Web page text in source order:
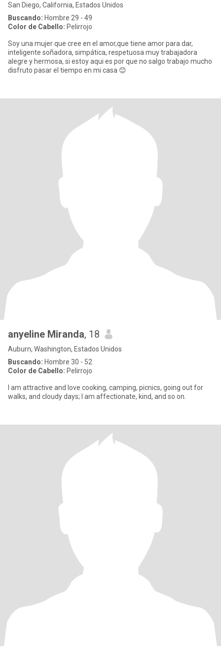
San Diego, California, Estados Unidos
Buscando: Hombre 29 - 49
Color de Cabello: Pelirrojo
Soy una mujer que cree en el amor,que tiene amor para dar,
inteligente soñadora, simpática, respetuosa muy trabajadora
alegre y hermosa, si estoy aqui es por que no salgo trabajo mucho
disfruto pasar el tiempo en mi casa 😊
anyeline Miranda, 18
Auburn, Washington, Estados Unidos
Buscando: Hombre 30 - 52
Color de Cabello: Pelirrojo
I am attractive and love cooking, camping, picnics, going out for
walks, and cloudy days; I am affectionate, kind, and so on.